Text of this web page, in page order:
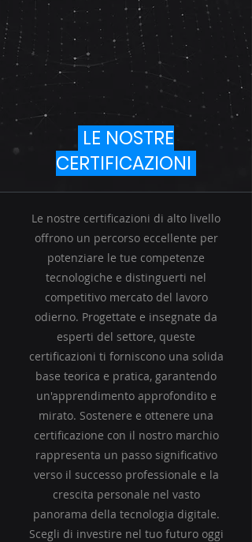
LE NOSTRE
CERTIFICAZIONI
Le nostre certificazioni di alto livello
offrono un percorso eccellente per
potenziare le tue competenze
tecnologiche e distinguerti nel
competitivo mercato del lavoro
odierno. Progettate e insegnate da
esperti del settore, queste
certificazioni ti forniscono una solida
base teorica e pratica, garantendo
un'apprendimento approfondito e
mirato. Sostenere e ottenere una
certificazione con il nostro marchio
rappresenta un passo significativo
verso il successo professionale e la
crescita personale nel vasto
panorama della tecnologia digitale.
Scegli di investire nel tuo futuro oggi